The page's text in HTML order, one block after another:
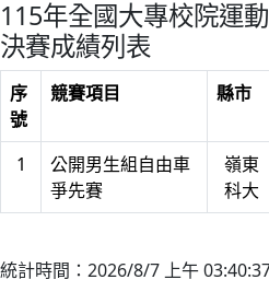
115年全國大專校院運
決賽成績列表
序
號
競賽項目 縣市
1
公開男生組自由車
爭先賽
嶺東
科大
統計時間：2026/8/7 上午